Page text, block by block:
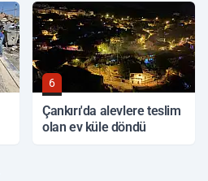
6
Çankırı'da alevlere teslim
olan ev küle döndü